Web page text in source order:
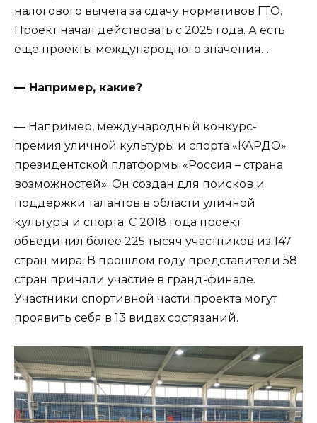
налогового вычета за сдачу нормативов ГТО.
Проект начал действовать с 2025 года. А есть
еще проекты международного значения…
— Например, какие?
— Например, международный конкурс-
премия уличной культуры и спорта «КАРДО»
президентской платформы «Россия – страна
возможностей». Он создан для поисков и
поддержки талантов в области уличной
культуры и спорта. С 2018 года проект
объединил более 225 тысяч участников из 147
стран мира. В прошлом году представители 58
стран приняли участие в гранд-финале.
Участники спортивной части проекта могут
проявить себя в 13 видах состязаний.